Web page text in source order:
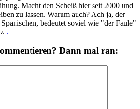
Macht den Scheiß hier seit 2000 und
zu lassen. Warum auch? Ach ja, der
bedeutet soviel wie "der Faule"
. .
Dann mal ran: